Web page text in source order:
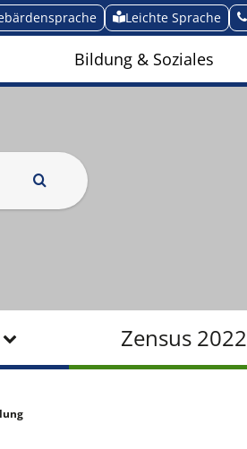
Leichte Sprache
Bildung & Soziales
Zensus 2022